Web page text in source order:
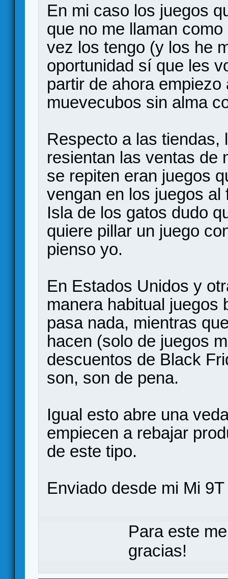
En mi caso los juegos
que no me llaman
vez los tengo (y los he
oportunidad sí que les
partir de ahora
muevecubos sin alma
Respecto a las tiendas,
resientan las ventas de
se repiten eran juegos
vengan en los juegos
Isla de los gatos dudo
quiere pillar un juego
pienso yo.
En Estados Unidos y
manera habitual juegos
pasa nada, mientras
hacen (solo de juegos
descuentos de Black
son, son de pena.
Igual esto abre una
empiecen a rebajar
de este tipo.
Enviado desde mi Mi
Para este
gracias!